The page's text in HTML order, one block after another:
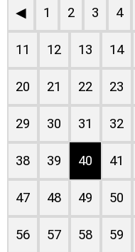
◀ 1 2 3 4
11 12 13 14
20 21 22 23
29 30 31 32
38 39 40 41
47 48 49 50
56 57 58 59